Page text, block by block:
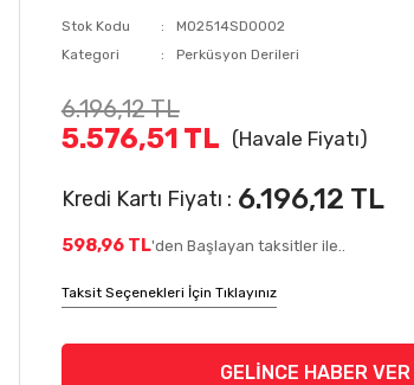
Stok Kodu
MO2514SD0002
Kategori
Perküsyon Derileri
6.196,12 TL
5.576,51 TL (Havale Fiyatı)
Kredi Kartı Fiyatı : 6.196,12 TL
598,96 TL'den Başlayan taksitler ile..
Taksit Seçenekleri İçin Tıklayınız
GELİNCE HABER VER